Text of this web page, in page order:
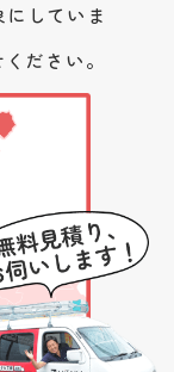
していま
ださい。